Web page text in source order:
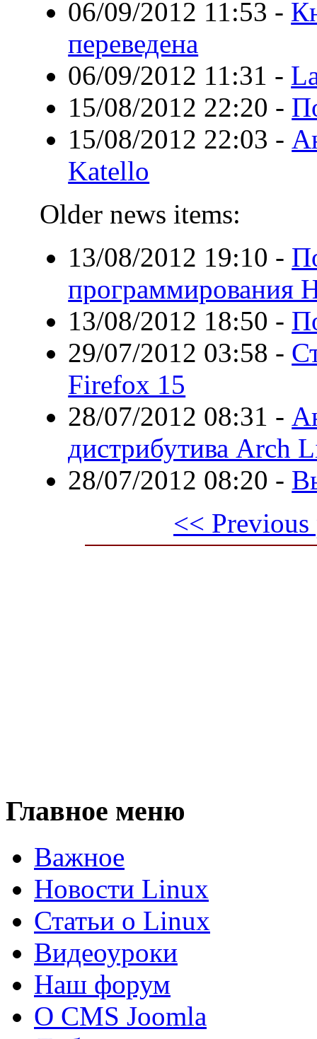
06/09/2012 11:53 -
переведена
06/09/2012 11:31 -
15/08/2012 22:20 -
15/08/2012 22:03 -
Katello
Older news items:
13/08/2012 19:10 -
программирования
13/08/2012 18:50 -
29/07/2012 03:58 -
Firefox 15
28/07/2012 08:31 -
дистрибутива Arch
28/07/2012 08:20 -
<< Previous
Главное меню
Важное
Новости Linux
Статьи о Linux
Видеоуроки
Наш форум
О CMS Joomla